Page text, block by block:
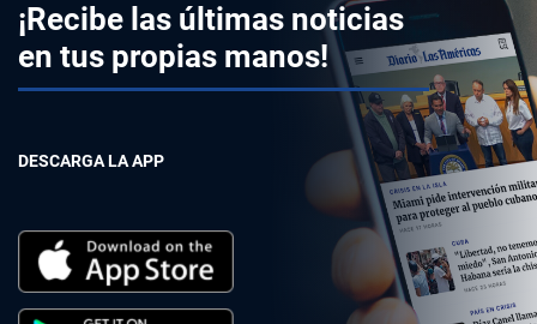
¡Recibe las últimas noticias
en tus propias manos!
DESCARGA LA APP